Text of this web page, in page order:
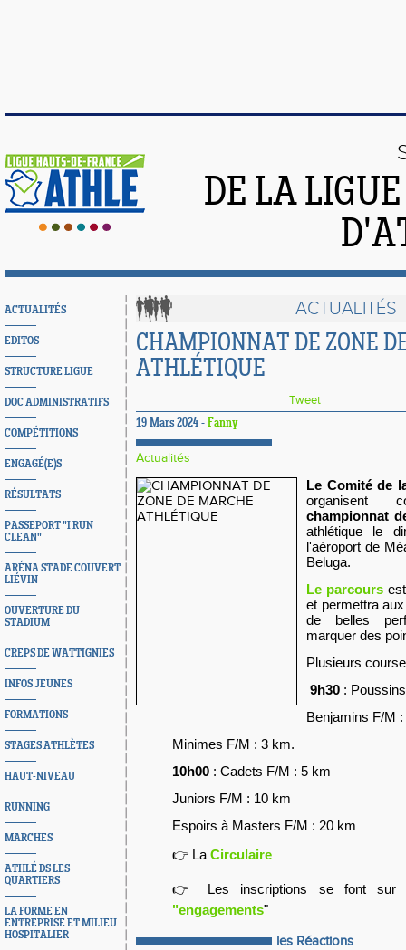
DE LA
ACTUALITÉS
EDITOS
STRUCTURE LIGUE
DOC ADMINISTRATIFS
COMPÉTITIONS
ENGAGÉ(E)S
RÉSULTATS
PASSEPORT "I RUN
CLEAN"
ARÉNA STADE COUVERT
LIÉVIN
OUVERTURE DU
STADIUM
CREPS DE WATTIGNIES
INFOS JEUNES
FORMATIONS
STAGES ATHLÈTES
HAUT-NIVEAU
RUNNING
MARCHES
ATHLÉ DS LES
QUARTIERS
LA FORME EN
ENTREPRISE ET MILIEU
HOSPITALIER
ACTUALITÉS
CHAMPIONNAT DE ZONE
ATHLÉTIQUE
Tweet
19 Mars 2024 - Fanny
Actualités
Le Comité de
organisent
championnat
athlétique le
l'aéroport de
Beluga.
Le parcours
et permettra
de belles
marquer des
Plusieurs
9h30 :
Benjamins F/M
Minimes F/M : 3 km.
10h00 : Cadets F/M : 5 km
Juniors F/M : 10 km
Espoirs à Masters F/M : 20 km
👉 La Circulaire
👉 Les inscriptions se font
"engagements"
les Réactions